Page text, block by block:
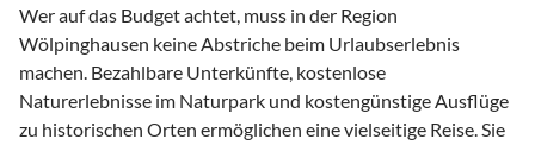
Wer auf das Budget achtet, muss in der Region
Wölpinghausen keine Abstriche beim Urlaubserlebnis
machen. Bezahlbare Unterkünfte, kostenlose
Naturerlebnisse im Naturpark und kostengünstige Ausflüge
zu historischen Orten ermöglichen eine vielseitige Reise. Sie